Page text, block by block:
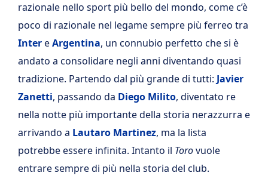
razionale nello sport più bello del mondo, come c’è
poco di razionale nel legame sempre più ferreo tra
IntereArgentina, un connubio perfetto che si è
andato a consolidare negli anni diventando quasi
tradizione. Partendo dal più grande di tutti: Javier
Zanetti, passando da Diego Milito, diventato re
nella notte più importante della storia nerazzurra e
arrivando a Lautaro Martinez, ma la lista
potrebbe essere infinita. Intanto il Torovuole
entrare sempre di più nella storia del club.